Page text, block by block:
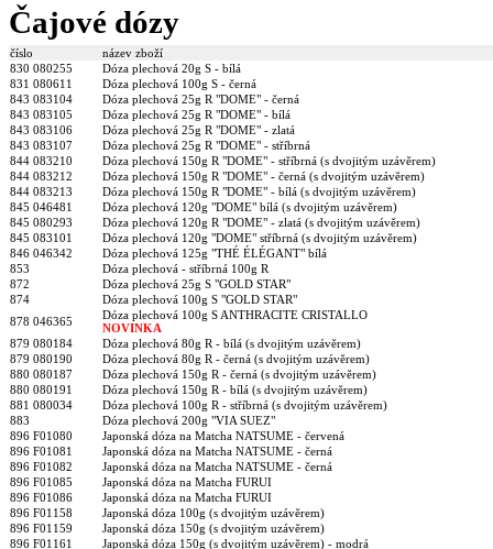
Čajové dózy
číslo
název zboží
830 080255
Dóza plechová 20g S - bílá
831 080611
Dóza plechová 100g S - černá
843 083104
Dóza plechová 25g R "DOME" - černá
843 083105
Dóza plechová 25g R "DOME" - bílá
843 083106
Dóza plechová 25g R "DOME" - zlatá
843 083107
Dóza plechová 25g R "DOME" - stříbrná
844 083210
Dóza plechová 150g R "DOME" - stříbrná (s dvojitým uzávěrem)
844 083212
Dóza plechová 150g R "DOME" - černá (s dvojitým uzávěrem)
844 083213
Dóza plechová 150g R "DOME" - bílá (s dvojitým uzávěrem)
845 046481
Dóza plechová 120g "DOME" bílá (s dvojitým uzávěrem)
845 080293
Dóza plechová 120g R "DOME" - zlatá (s dvojitým uzávěrem)
845 083101
Dóza plechová 120g "DOME" stříbrná (s dvojitým uzávěrem)
846 046342
Dóza plechová 125g "THÉ ÉLÉGANT" bílá
853
Dóza plechová - stříbrná 100g R
872
Dóza plechová 25g S "GOLD STAR"
874
Dóza plechová 100g S "GOLD STAR"
878 046365
Dóza plechová 100g S ANTHRACITE CRISTALLO
NOVINKA
879 080184
Dóza plechová 80g R - bílá (s dvojitým uzávěrem)
879 080190
Dóza plechová 80g R - černá (s dvojitým uzávěrem)
880 080187
Dóza plechová 150g R - černá (s dvojitým uzávěrem)
880 080191
Dóza plechová 150g R - bílá (s dvojitým uzávěrem)
881 080034
Dóza plechová 100g R - stříbrná (s dvojitým uzávěrem)
883
Dóza plechová 200g "VIA SUEZ"
896 F01080
Japonská dóza na Matcha NATSUME - červená
896 F01081
Japonská dóza na Matcha NATSUME - černá
896 F01082
Japonská dóza na Matcha NATSUME - černá
896 F01085
Japonská dóza na Matcha FURUI
896 F01086
Japonská dóza na Matcha FURUI
896 F01158
Japonská dóza 100g (s dvojitým uzávěrem)
896 F01159
Japonská dóza 150g (s dvojitým uzávěrem)
896 F01161
Japonská dóza 150g (s dvojitým uzávěrem) - modrá